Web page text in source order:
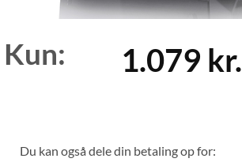
Kun: 1.079 kr.
Du kan også dele din betaling op for: